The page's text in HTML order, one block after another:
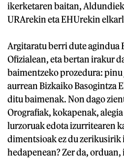
ikerketaren baitan,
URArekin eta EHUrekin
Argitaratu berri dute agindua
Ofizialean, eta bertan irakur
baimentzeko prozedura:
aurrean Bizkaiko Basogintza
ditu baimenak. Non dago
Orografiak, kokapenak,
lurzoruak edota izurritearen
dimentsioak ez du
hedapenean? Zer da, orduan,